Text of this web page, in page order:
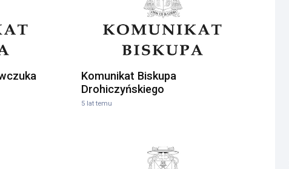
Komunikat Biskupa
Drohiczyńskiego
5 lat temu